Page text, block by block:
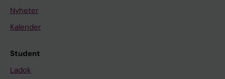
Nyheter
Kalender
Student
Ladok